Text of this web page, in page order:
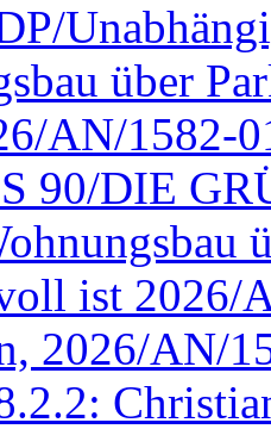
über
AN/1582-
90/DIE
ist 2026/
2026/AN/